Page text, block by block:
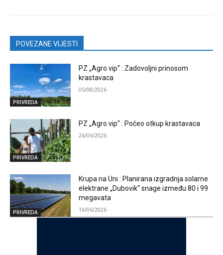
POVEZANE VIJESTI
PRIVREDA
PZ „Agro vip“ : Zadovoljni prinosom
krastavaca
05/08/2026
PRIVREDA
PZ „Agro vip“ : Počeo otkup krastavaca
26/06/2026
PRIVREDA
Krupa na Uni : Planirana izgradnja solarne
elektrane „Dubovik“ snage između 80 i 99
megavata
16/06/2026